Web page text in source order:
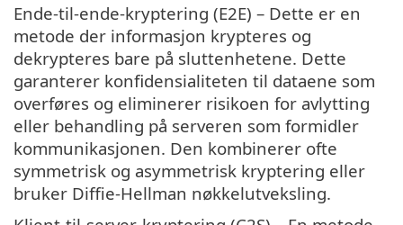
Ende-til-ende-kryptering (E2E) – Dette er en
metode der informasjon krypteres og
dekrypteres bare på sluttenhetene. Dette
garanterer konfidensialiteten til dataene som
overføres og eliminerer risikoen for avlytting
eller behandling på serveren som formidler
kommunikasjonen. Den kombinerer ofte
symmetrisk og asymmetrisk kryptering eller
bruker Diffie-Hellman nøkkelutveksling.